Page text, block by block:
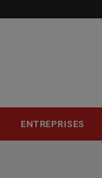
ENTREPRISES